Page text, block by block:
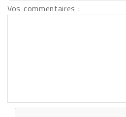
Vos commentaires :